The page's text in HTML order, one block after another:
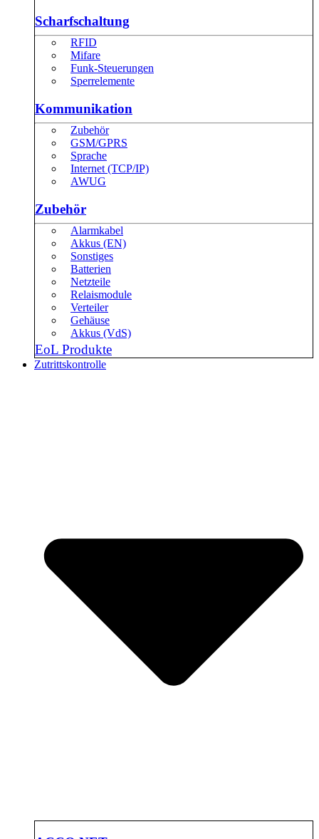
Scharfschaltung
RFID
Mifare
Funk-Steuerungen
Sperrelemente
Kommunikation
Zubehör
GSM/GPRS
Sprache
Internet (TCP/IP)
AWUG
Zubehör
Alarmkabel
Akkus (EN)
Sonstiges
Batterien
Netzteile
Relaismodule
Verteiler
Gehäuse
Akkus (VdS)
EoL Produkte
Zutrittskontrolle